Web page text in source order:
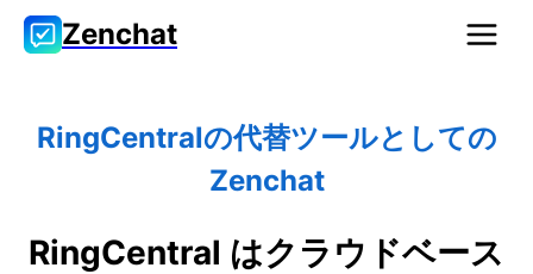
Zenchat
RingCentralの代替ツールとしての
Zenchat
RingCentral はクラウドベース